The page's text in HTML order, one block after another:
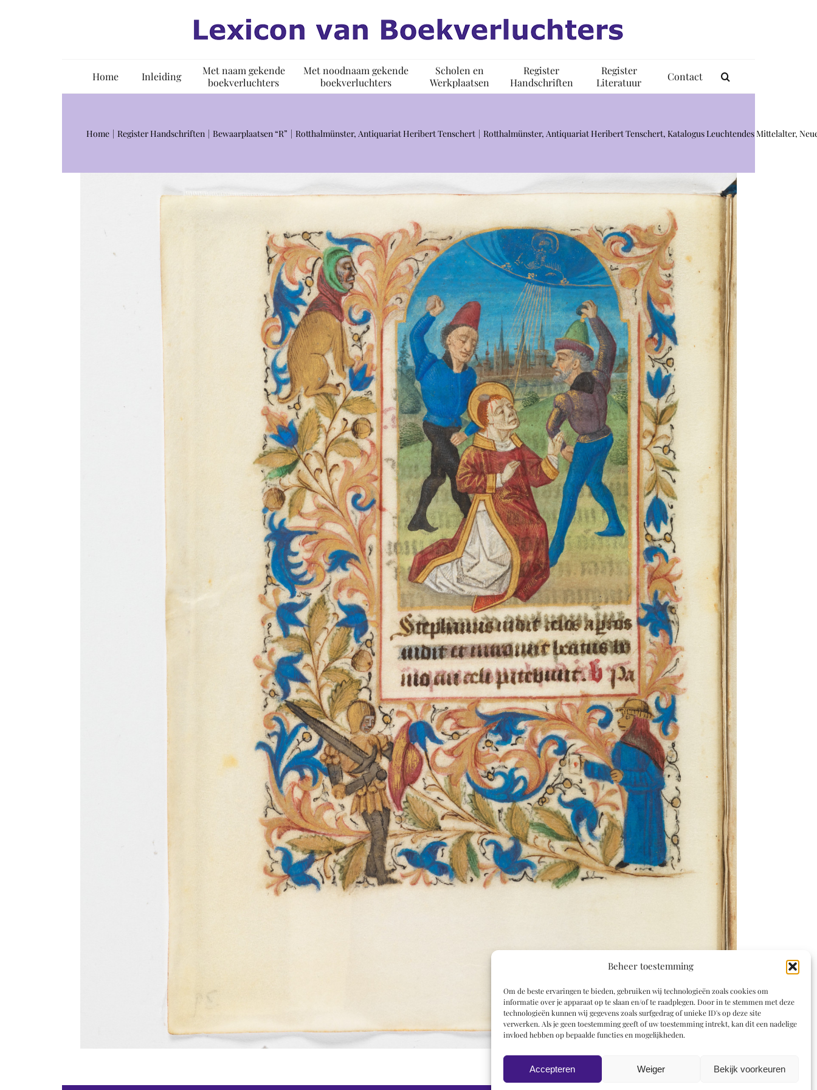
Beheer toestemming
Om de beste ervaringen te bieden, gebruiken wij technologieën zoals cookies om
informatie over je apparaat op te slaan en/of te raadplegen. Door in te stemmen met deze
technologieën kunnen wij gegevens zoals surfgedrag of unieke ID's op deze site
verwerken. Als je geen toestemming geeft of uw toestemming intrekt, kan dit een nadelige
invloed hebben op bepaalde functies en mogelijkheden.
Accepteren Weiger Bekijk voorkeuren
Home Inleiding
Met naam gekende
boekverluchters
Met noodnaam gekende
boekverluchters
Scholen en
Werkplaatsen
Register
Handschriften
Register
Literatuur
Contact
Home Register Handschriften Bewaarplaatsen “R” Rotthalmünster, Antiquariat Heribert Tenschert Rotthalmünster, Antiquariat Heribert Tenschert, Katalogus Leuchtendes Mittelalter,